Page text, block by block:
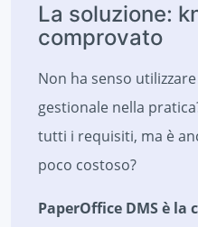
La soluzione:
comprovato
Non ha senso
gestionale nella
tutti i requisiti, ma è
poco costoso?
PaperOffice DMS è